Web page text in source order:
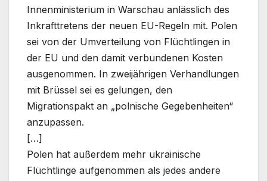
Innenministerium in Warschau anlässlich des
Inkrafttretens der neuen EU-Regeln mit. Polen
sei von der Umverteilung von Flüchtlingen in
der EU und den damit verbundenen Kosten
ausgenommen. In zweijährigen Verhandlungen
mit Brüssel sei es gelungen, den
Migrationspakt an „polnische Gegebenheiten“
anzupassen.
[…]
Polen hat außerdem mehr ukrainische
Flüchtlinge aufgenommen als jedes andere